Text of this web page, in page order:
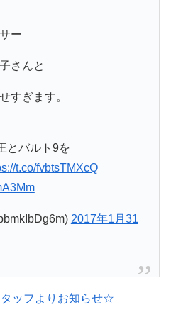
ー
さんと
すぎます。
とバルト9を
t.co/fvbtsTMXcQ
2017年1月31
ッフよりお知らせ☆